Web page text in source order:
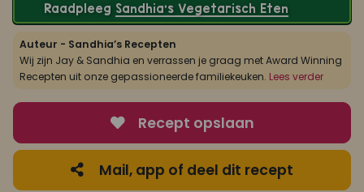
Raadpleeg Sandhia’s Vegetarisch Eten
Auteur - Sandhia’s Recepten
Wij zijn Jay & Sandhia en verrassen je graag met Award Winning
Recepten uit onze gepassioneerde familiekeuken. Lees verder
Recept opslaan
Mail, app of deel dit recept